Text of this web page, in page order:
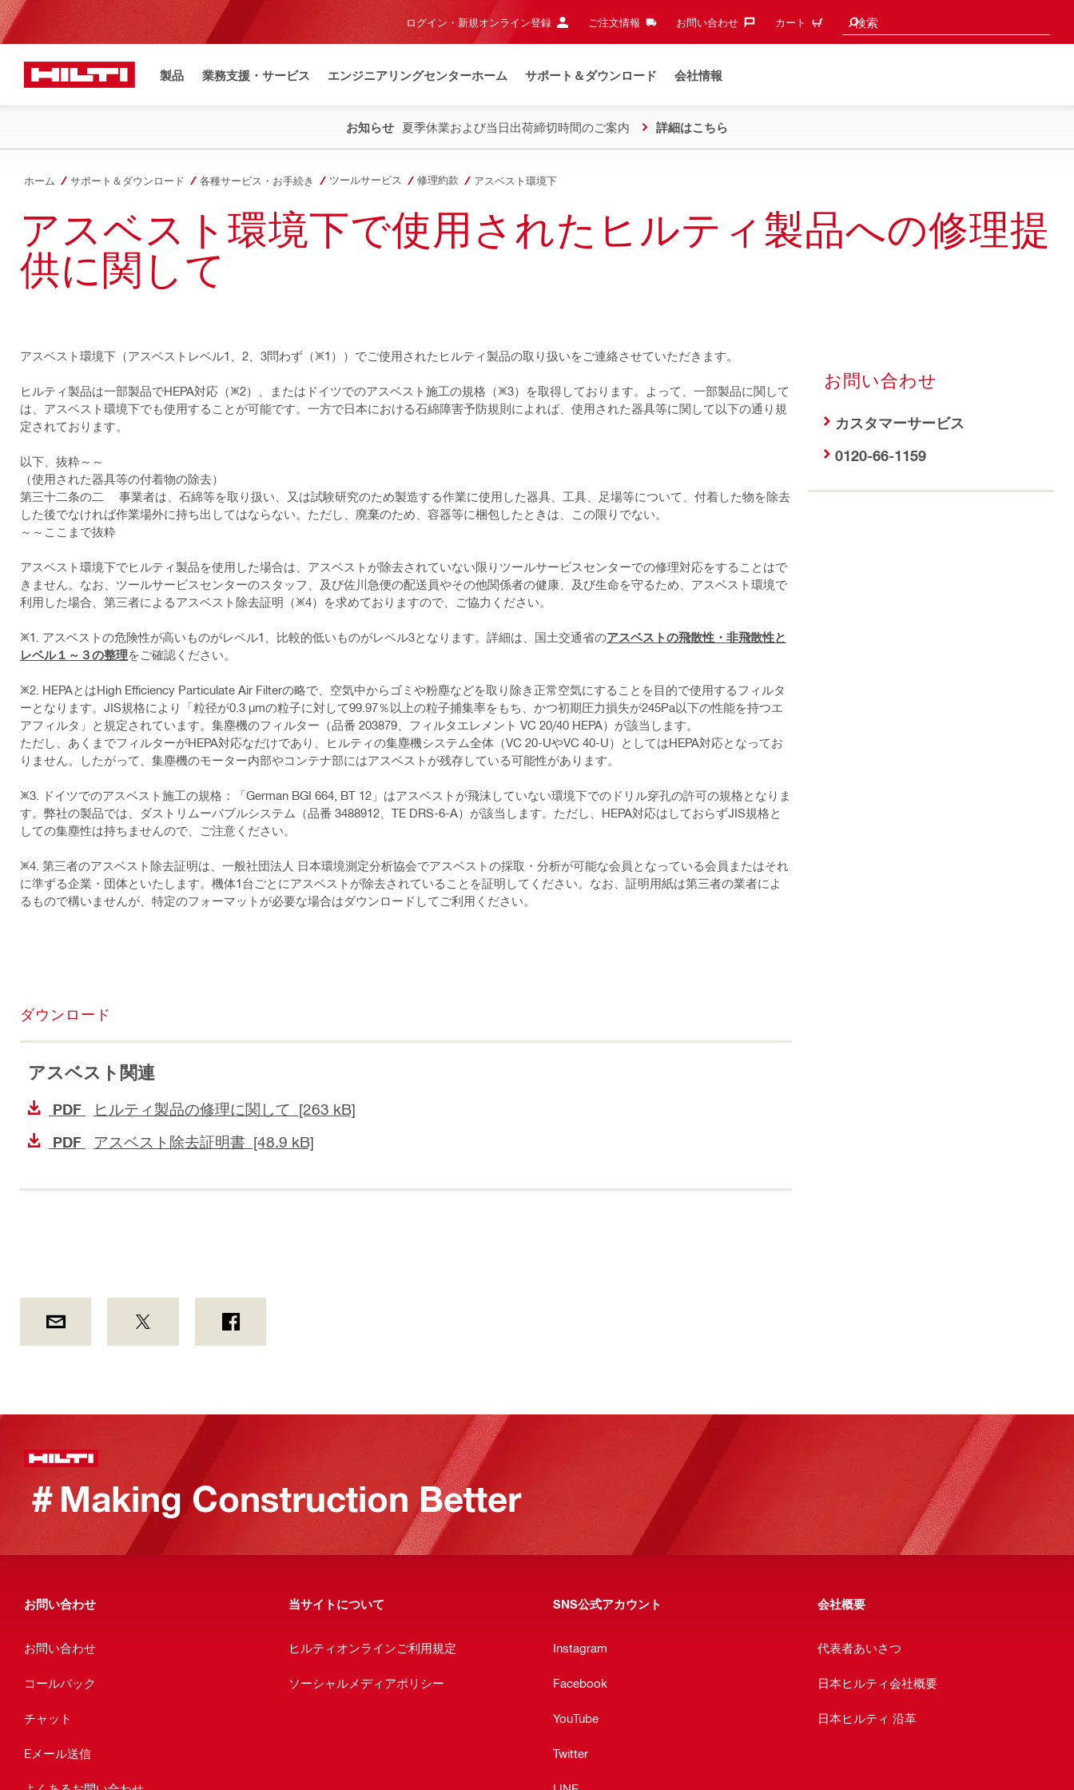
ログイン・新規オンライン登録 ご注文情報 お問い合わせ‎ カート 検索
検索候補
製品 業務支援・サービス エンジニアリングセンターホーム サポート＆ダウンロード 会社情報
お知らせ 夏季休業および当日出荷締切時間のご案内 詳細はこちら
ホーム サポート＆ダウンロード 各種サービス・お手続き ツールサービス 修理約款 アスベスト環境下
アスベスト環境下で使用されたヒルティ製品への修理提
供に関して
アスベスト環境下（アスベストレベル1、2、3問わず（※1））でご使用されたヒルティ製品の取り扱いをご連絡させていただきます。
ヒルティ製品は一部製品でHEPA対応（※2）、またはドイツでのアスベスト施工の規格（※3）を取得しております。よって、一部製品に関して
は、アスベスト環境下でも使用することが可能です。一方で日本における石綿障害予防規則によれば、使用された器具等に関して以下の通り規
定されております。
以下、抜粋～～
（使用された器具等の付着物の除去）
第三十二条の二 事業者は、石綿等を取り扱い、又は試験研究のため製造する作業に使用した器具、工具、足場等について、付着した物を除去
した後でなければ作業場外に持ち出してはならない。ただし、廃棄のため、容器等に梱包したときは、この限りでない。
～～ここまで抜粋
アスベスト環境下でヒルティ製品を使用した場合は、アスベストが除去されていない限りツールサービスセンターでの修理対応をすることはで
きません。なお、ツールサービスセンターのスタッフ、及び佐川急便の配送員やその他関係者の健康、及び生命を守るため、アスベスト環境で
利用した場合、第三者によるアスベスト除去証明（※4）を求めておりますので、ご協力ください。
※1. アスベストの危険性が高いものがレベル1、比較的低いものがレベル3となります。詳細は、国土交通省のアスベストの飛散性・非飛散性と
レベル１～３の整理をご確認ください。
※2. HEPAとはHigh Efficiency Particulate Air Filterの略で、空気中からゴミや粉塵などを取り除き正常空気にすることを目的で使用するフィルタ
ーとなります。JIS規格により「粒径が0.3 µmの粒子に対して99.97％以上の粒子捕集率をもち、かつ初期圧力損失が245Pa以下の性能を持つエ
アフィルタ」と規定されています。集塵機のフィルター（品番 203879、フィルタエレメント VC 20/40 HEPA）が該当します。
ただし、あくまでフィルターがHEPA対応なだけであり、ヒルティの集塵機システム全体（VC 20-UやVC 40-U）としてはHEPA対応となってお
りません。したがって、集塵機のモーター内部やコンテナ部にはアスベストが残存している可能性があります。
※3. ドイツでのアスベスト施工の規格：「German BGI 664, BT 12」はアスベストが飛沫していない環境下でのドリル穿孔の許可の規格となりま
す。弊社の製品では、ダストリムーバブルシステム（品番 3488912、TE DRS-6-A）が該当します。ただし、HEPA対応はしておらずJIS規格と
しての集塵性は持ちませんので、ご注意ください。
※4. 第三者のアスベスト除去証明は、一般社団法人 日本環境測定分析協会でアスベストの採取・分析が可能な会員となっている会員またはそれ
に準ずる企業・団体といたします。機体1台ごとにアスベストが除去されていることを証明してください。なお、証明用紙は第三者の業者によ
るもので構いませんが、特定のフォーマットが必要な場合はダウンロードしてご利用ください。
ダウンロード
アスベスト関連
PDF ヒルティ製品の修理に関して [263 kB]
PDF アスベスト除去証明書 [48.9 kB]
お問い合わせ
カスタマーサービス
0120-66-1159
＃Making Construction Better
お問い合わせ
お問い合わせ
コールバック
チャット
Eメール送信
当サイトについて
ヒルティオンラインご利用規定
ソーシャルメディアポリシー
SNS公式アカウント
Instagram
Facebook
YouTube
Twitter
会社概要
代表者あいさつ
日本ヒルティ会社概要
日本ヒルティ 沿革